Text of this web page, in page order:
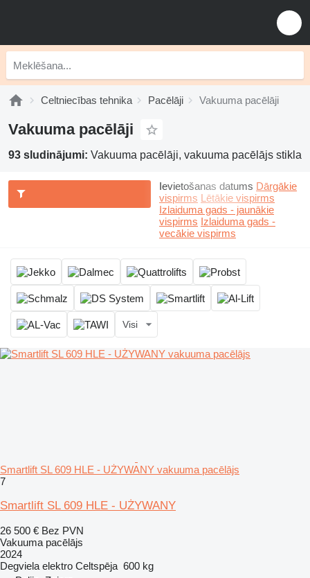
Celtniecības tehnika Pacēlāji Vakuuma pacēlāji
Vakuuma pacēlāji
93 sludinājumi: Vakuuma pacēlāji, vakuuma pacēlājs stikla
Ievietošanas datums Dārgākie
vispirms Lētākie vispirms
Izlaiduma gads - jaunākie
vispirms Izlaiduma gads -
vecākie vispirms
Visi
Smartlift SL 609 HLE - UŻYWANY vakuuma pacēlājs
7
Smartlift SL 609 HLE - UŻYWANY
26 500 € Bez PVN
Vakuuma pacēlājs
2024
Degviela elektro Celtspēja 600 kg